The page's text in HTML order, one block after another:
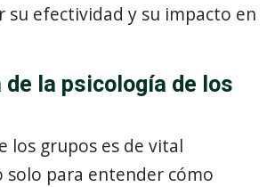
su efectividad y su impacto en
la psicología de los
los grupos es de vital
solo para entender cómo